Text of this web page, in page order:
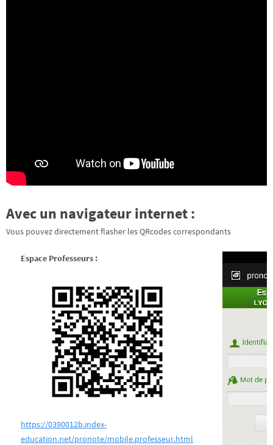
Avec un navigateur internet :
Vous pouvez directement flasher les QRcodes correspondants
Espace Professeurs :
https://0390012b.index-
education.net/pronote/mobile.professeur.html